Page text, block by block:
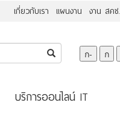
เกี่ยวกับเรา แผนงาน งาน สคช.
ก- ก
บริการออนไลน์ IT